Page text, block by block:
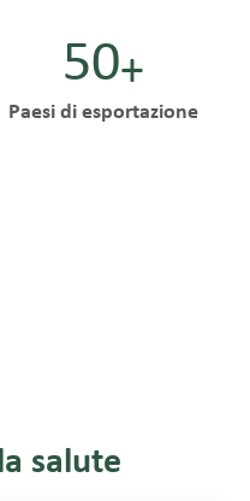
50+
Paesi di esportazione
salute